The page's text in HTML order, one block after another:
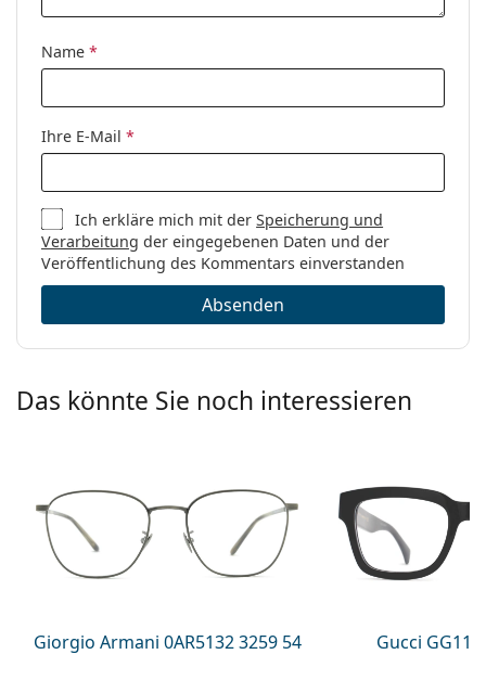
Code: 0AR7177 5772 55
Name *
Ihre E-Mail *
Ich erkläre mich mit derSpeicherung und
Verarbeitung der eingegebenen Daten und der
Veröffentlichung des Kommentars einverstanden
Absenden
Das könnte Sie noch interessieren
Giorgio Armani 0AR5132 3259 54 Gucci